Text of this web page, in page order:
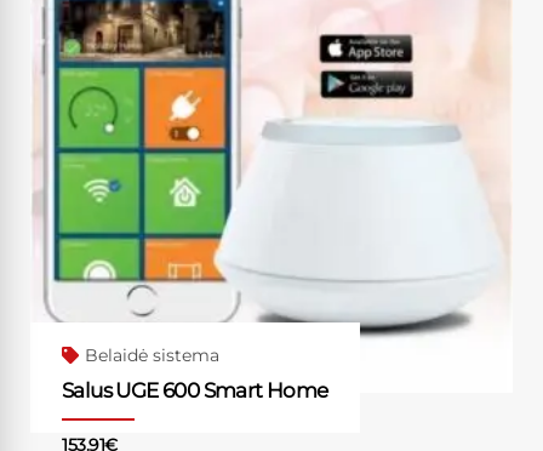
Belaidė sistema
Salus UGE 600 Smart Home
153.91€